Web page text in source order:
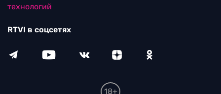
технологий
RTVI в соцсетях
18+